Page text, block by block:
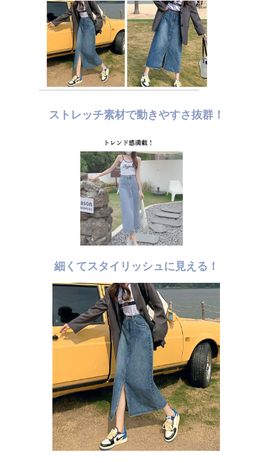
ストレッチ素材で動きやすさ抜群！
細くてスタイリッシュに見える！